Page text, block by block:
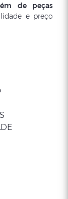
de peças
e preço